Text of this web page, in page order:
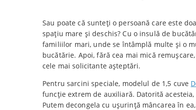
Sau poate că sunteți o persoană care este
spațiu mare și deschis? Cu o insulă de
familiilor mari, unde se întâmplă multe și o
bucătărie. Apoi, fără cea mai mică
cele mai solicitante așteptări.
Pentru sarcini speciale, modelul de 1,5 cuve
funcție extrem de auxiliară. Datorită
Putem decongela cu ușurință mâncarea în